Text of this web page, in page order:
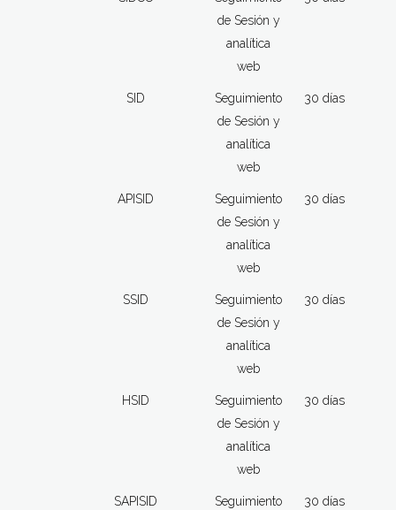
de Sesión y
analítica
web
SID
Seguimiento
de Sesión y
analítica
web
30 días
APISID
Seguimiento
de Sesión y
analítica
web
30 días
SSID
Seguimiento
de Sesión y
analítica
web
30 días
HSID
Seguimiento
de Sesión y
analítica
web
30 días
SAPISID
Seguimiento
30 días